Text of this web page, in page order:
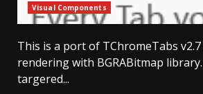
Visual Components
This is a port of TChromeTabs
rendering with BGRABitmap
targered...